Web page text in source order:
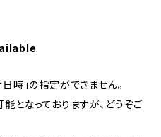
時」の指定ができません。
となっておりますが、どうぞご